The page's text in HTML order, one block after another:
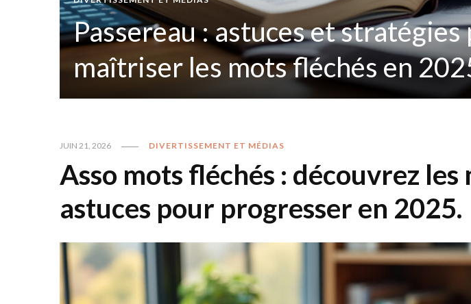
Passereau : astuces et stratégies
maîtriser les mots fléchés en
JUIN 21, 2026 DIVERTISSEMENT ET MÉDIAS
Asso mots fléchés : découvrez
astuces pour progresser en 2025.